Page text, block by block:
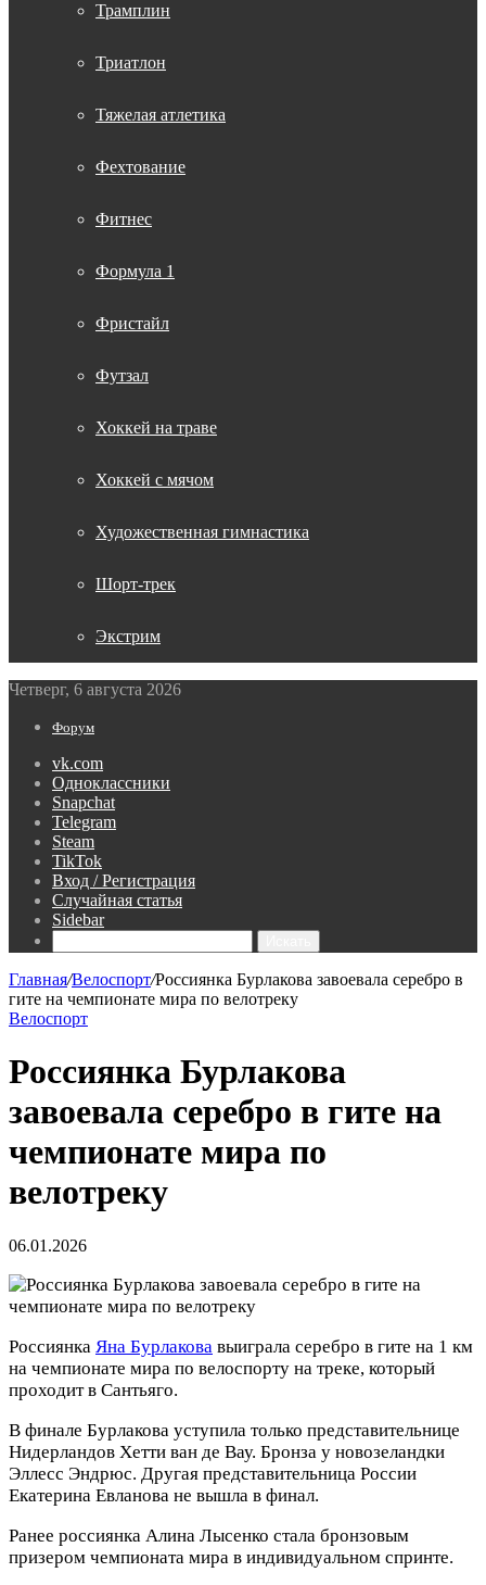
Трамплин
Триатлон
Тяжелая атлетика
Фехтование
Фитнес
Формула 1
Фристайл
Футзал
Хоккей на траве
Хоккей с мячом
Художественная гимнастика
Шорт-трек
Экстрим
Четверг, 6 августа 2026
Форум
vk.com
Одноклассники
Snapchat
Telegram
Steam
TikTok
Вход / Регистрация
Случайная статья
Sidebar
Главная/Велоспорт/Россиянка Бурлакова завоевала серебро в
гите на чемпионате мира по велотреку
Велоспорт
Россиянка Бурлакова
завоевала серебро в гите на
чемпионате мира по
велотреку
06.01.2026
Россиянка Яна Бурлакова выиграла серебро в гите на 1 км
на чемпионате мира по велоспорту на треке, который
проходит в Сантьяго.
В финале Бурлакова уступила только представительнице
Нидерландов Хетти ван де Вау. Бронза у новозеландки
Эллесс Эндрюс. Другая представительница России
Екатерина Евланова не вышла в финал.
Ранее россиянка Алина Лысенко стала бронзовым
призером чемпионата мира в индивидуальном спринте.